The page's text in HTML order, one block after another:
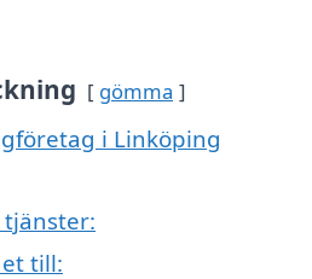
gömma
i Linköping
till: